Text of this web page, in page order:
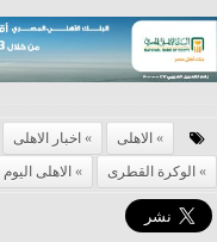
الاهلى اخبار الاهلى
الوكرة القطرى
الاهلى اليوم